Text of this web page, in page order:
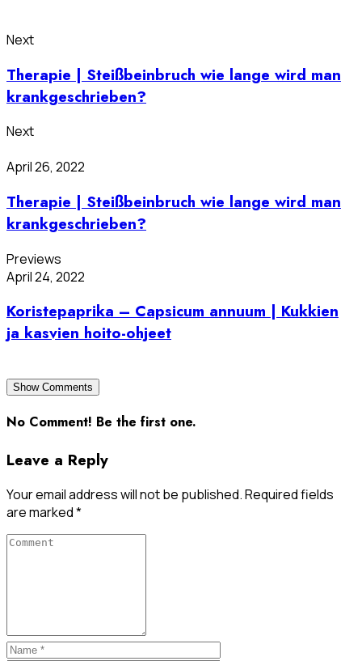
Next
Therapie | Steißbeinbruch wie lange wird man
krankgeschrieben?
Next
April 26, 2022
Therapie | Steißbeinbruch wie lange wird man
krankgeschrieben?
Previews
April 24, 2022
Koristepaprika – Capsicum annuum | Kukkien
ja kasvien hoito-ohjeet
Show Comments
No Comment! Be the first one.
Leave a Reply
Your email address will not be published.Required fields
are marked*